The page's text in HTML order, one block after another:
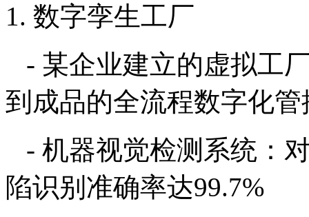
1. 数字孪生工厂
- 某企业建立的虚拟工
到成品的全流程数字化管
- 机器视觉检测系统：
陷识别准确率达99.7%